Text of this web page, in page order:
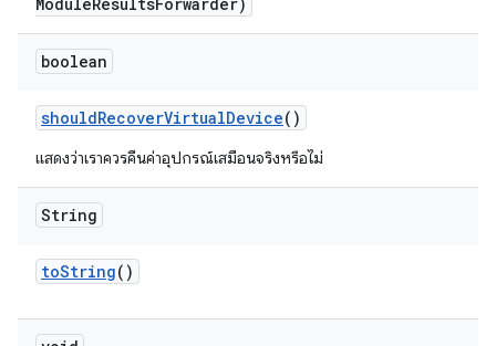
boolean
shouldRecoverVirtualDevice()
แสดงว่าเราควรคืนค่าอุปกรณ์เสมือนจริงหรือไม่
String
toString()